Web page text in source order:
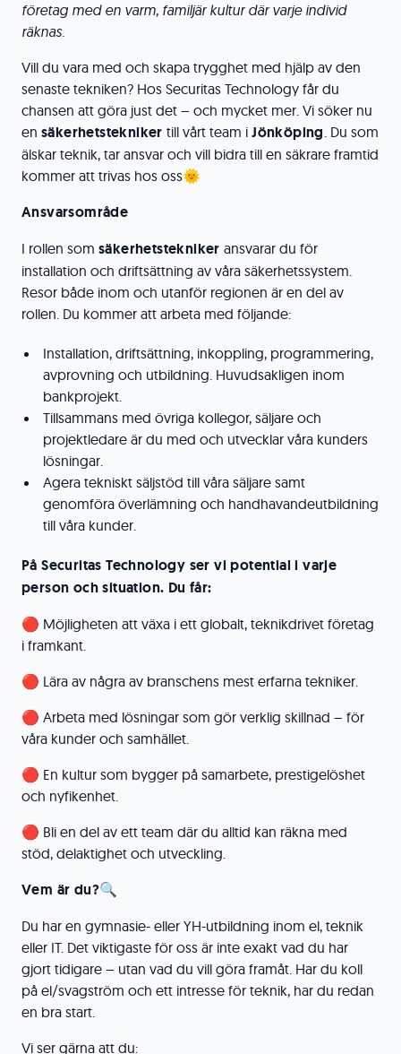
företag med en varm, familjär kultur där varje individ
räknas.
Vill du vara med och skapa trygghet med hjälp av den
senaste tekniken? Hos Securitas Technology får du
chansen att göra just det – och mycket mer. Vi söker nu
en säkerhetsteknikertill vårt team iJönköping. Du som
älskar teknik, tar ansvar och vill bidra till en säkrare framtid
kommer att trivas hos oss🌞
Ansvarsområde
I rollen som säkerhetsteknikeransvarar du för
installation och driftsättning av våra säkerhetssystem.
Resor både inom och utanför regionen är en del av
rollen. Du kommer att arbeta med följande:
Installation, driftsättning, inkoppling, programmering,
avprovning och utbildning. Huvudsakligen inom
bankprojekt.
Tillsammans med övriga kollegor, säljare och
projektledare är du med och utvecklar våra kunders
lösningar.
Agera tekniskt säljstöd till våra säljare samt
genomföra överlämning och handhavandeutbildning
till våra kunder.
På Securitas Technology ser vi potential i varje
person och situation. Du får:
🔴 Möjligheten att växa i ett globalt, teknikdrivet företag
i framkant.
🔴 Lära av några av branschens mest erfarna tekniker.
🔴 Arbeta med lösningar som gör verklig skillnad – för
våra kunder och samhället.
🔴 En kultur som bygger på samarbete, prestigelöshet
och nyfikenhet.
🔴 Bli en del av ett team där du alltid kan räkna med
stöd, delaktighet och utveckling.
Vem är du?🔍
Du har en gymnasie- eller YH-utbildning inom el, teknik
eller IT. Det viktigaste för oss är inte exakt vad du har
gjort tidigare – utan vad du vill göra framåt. Har du koll
på el/svagström och ett intresse för teknik, har du redan
en bra start.
Vi ser gärna att du: